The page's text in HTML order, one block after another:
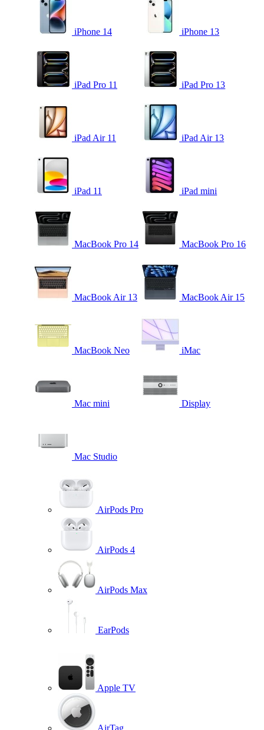
iPhone 14 iPhone 13
iPad Pro 11 iPad Pro 13
iPad Air 11 iPad Air 13
iPad 11 iPad mini
MacBook Pro 14 MacBook Pro 16
MacBook Air 13 MacBook Air 15
MacBook Neo iMac
Mac mini Display
Mac Studio
AirPods Pro
AirPods 4
AirPods Max
EarPods
Apple TV